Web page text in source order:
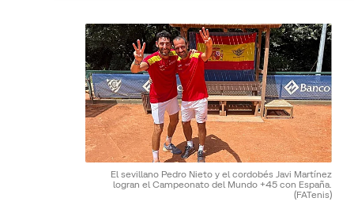
El sevillano Pedro Nieto y el cordobés Javi Martínez
logran el Campeonato del Mundo +45 con España.
(FATenis)